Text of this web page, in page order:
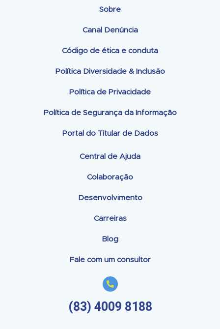
Sobre
Canal Denúncia
Código de ética e conduta
Política Diversidade & Inclusão
Política de Privacidade
Política de Segurança da Informação
Portal do Titular de Dados
Central de Ajuda
Colaboração
Desenvolvimento
Carreiras
Blog
Fale com um consultor
(83) 4009 8188